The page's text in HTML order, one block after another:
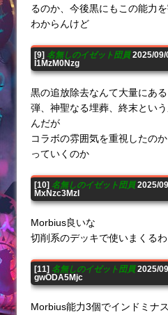
るのか、今後黒にもこの能力
わからんけど
[9] 名無しのイゼット団員2025/09/
I1MzM0Nzg
黒の追放除去なんて大量にあ
弾、神聖なる埋葬、終末とい
んだが
コラボの雰囲気を重視したの
っていくのか
[10] 名無しのイゼット団員2025/
MxNzc3MzI
Morbius良いな
切削系のデッキで使いまくるわ
[11] 名無しのイゼット団員2025/
gwODA5Mjc
Morbius能力3個でインドミナ